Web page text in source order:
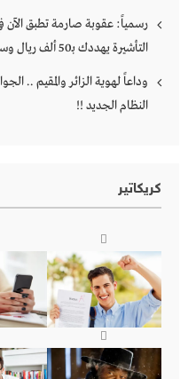
رسمياً: عقوبة صارمة تطبق الآن
التأشيرة يهددك بـ50 ألف ريال وسجن 6 أشهر وترحيل!
وداعاً لهوية الزائر والمقيم ..
النظام الجديد !!
كريكاتير